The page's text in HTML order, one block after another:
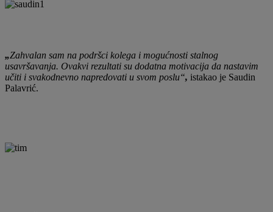
„Zahvalan sam na podršci kolega i mogućnosti stalnog
usavršavanja. Ovakvi rezultati su dodatna motivacija da nastavim
učiti i svakodnevno napredovati u svom poslu“, istakao je Saudin
Palavrić.